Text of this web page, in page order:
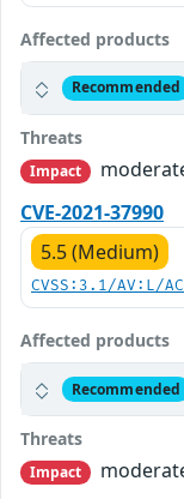
Affected products
Recommended
Threats
Impact
CVE-2021-37990
5.5 (Medium)
CVSS:3.1/AV:L/
Affected products
Recommended
Threats
Impact